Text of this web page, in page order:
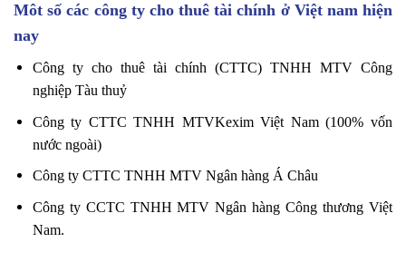
Môt số các công ty cho thuê tài chính ở Việt nam hiện
nay
Công ty cho thuê tài chính (CTTC) TNHH MTV Công
nghiệp Tàu thuỷ
Công ty CTTC TNHH MTVKexim Việt Nam (100% vốn
nước ngoài)
Công ty CTTC TNHH MTV Ngân hàng Á Châu
Công ty CCTC TNHH MTV Ngân hàng Công thương Việt
Nam.